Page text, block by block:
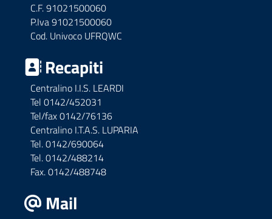
C.F. 91021500060
P.Iva 91021500060
Cod. Univoco UFRQWC
Recapiti
Centralino I.I.S. LEARDI
Tel 0142/452031
Tel/fax 0142/76136
Centralino I.T.A.S. LUPARIA
Tel. 0142/690064
Tel. 0142/488214
Fax. 0142/488748
Mail